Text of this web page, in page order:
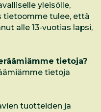
yleisölle,
tietoomme tulee, että
alle 13-vuotias lapsi,
tietoja?
tietoja
tuotteiden ja